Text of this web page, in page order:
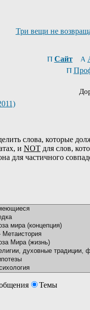
Три вещи не
Сайт
слова, которые
и NOT для слов,
для частичного
Темы